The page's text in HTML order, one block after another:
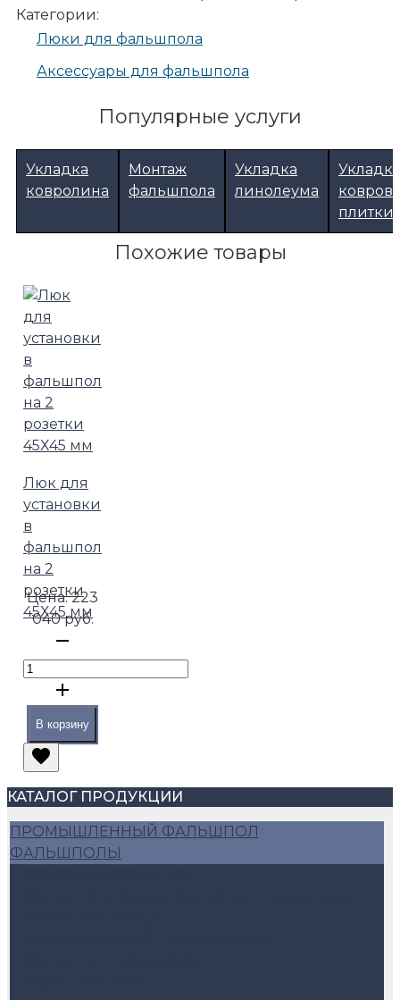
Категории:
Люки для фальшпола
Аксессуары для фальшпола
Популярные услуги
Укладка
ковролина
Монтаж
фальшпола
Укладка
линолеума
Укладка
плитки
Похожие товары
Люк для
установки
в
фальшпол
на 2
розетки
45Х45 мм
Цена:223
040 руб.
В корзину
КАТАЛОГ ПРОДУКЦИИ
ПРОМЫШЛЕННЫЙ ФАЛЬШПОЛ
ФАЛЬШПОЛЫ